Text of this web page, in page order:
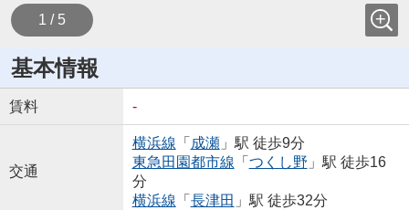
1 / 5
基本情報
賃料 -
交通
横浜線 「 成瀬」駅 徒歩9分
東急田園都市線 「 つくし野 」駅 徒歩16
分
横浜線 「 長津田 」駅 徒歩32分